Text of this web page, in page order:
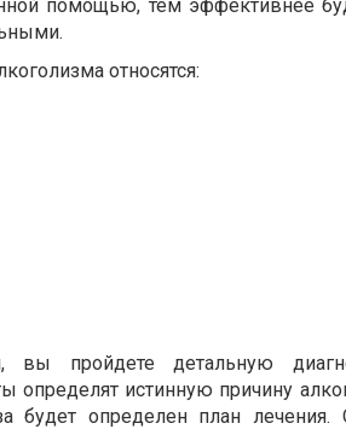
помощью, тем эффективнее
относятся:
вы пройдете детальную
определят истинную причину
будет определен план